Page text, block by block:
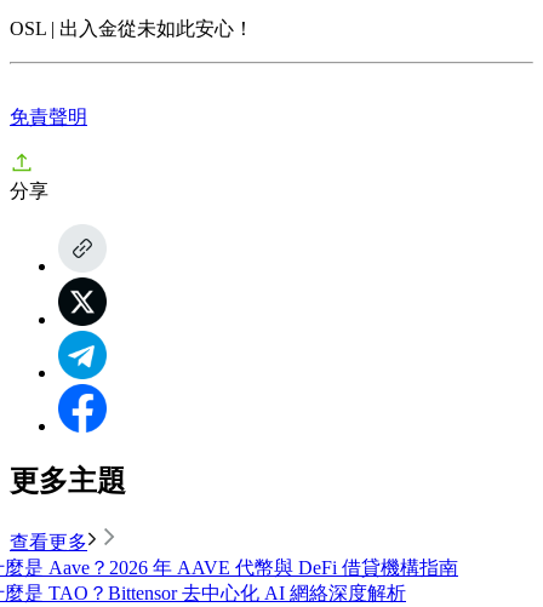
OSL | 出入金從未如此安心！
免責聲明
分享
更多主題
查看更多
麼是 Aave？2026 年 AAVE 代幣與 DeFi 借貸機構指南
麼是 TAO？Bittensor 去中心化 AI 網絡深度解析